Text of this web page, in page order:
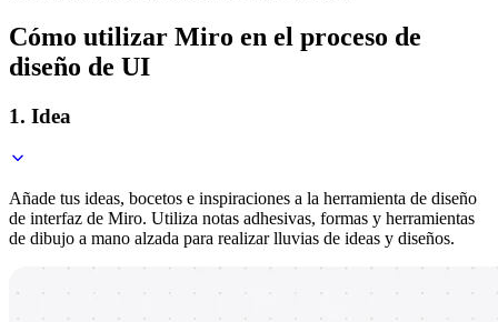
Cómo utilizar Miro en el proceso de
diseño de UI
1. Idea
Añade tus ideas, bocetos e inspiraciones a la herramienta de diseño
de interfaz de Miro. Utiliza notas adhesivas, formas y herramientas
de dibujo a mano alzada para realizar lluvias de ideas y diseños.